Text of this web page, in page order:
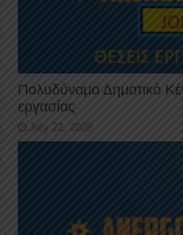
Πολυδύναμο Δημοτικό
εργασίας
July 22, 2026